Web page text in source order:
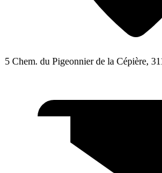
5 Chem. du Pigeonnier de la Cépière,